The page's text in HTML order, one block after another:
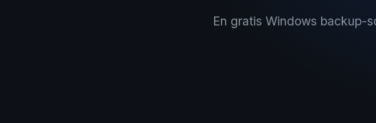
En gratis Windows backup-